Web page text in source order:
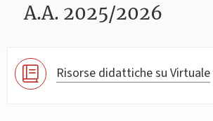
A.A. 2025/2026
Risorse didattiche su Virtuale